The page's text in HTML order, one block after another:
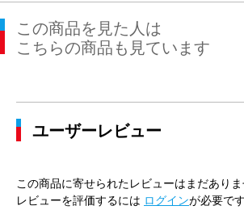
この商品を見た人は
こちらの商品も見ています
ユーザーレビュー
この商品に寄せられたレビューはまだありま
レビューを評価するには ログインが必要です